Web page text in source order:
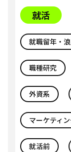
就活
就職留年・
職種研究
外資系
マーケティ
就活前